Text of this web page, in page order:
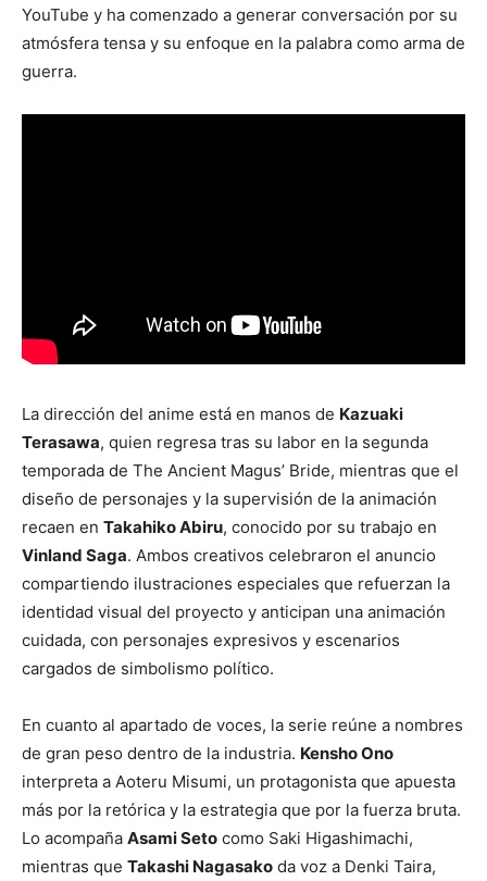
YouTube y ha comenzado a generar conversación por su
atmósfera tensa y su enfoque en la palabra como arma de
guerra.
La dirección del anime está en manos de Kazuaki
Terasawa, quien regresa tras su labor en la segunda
temporada de The Ancient Magus’ Bride, mientras que el
diseño de personajes y la supervisión de la animación
recaen en Takahiko Abiru, conocido por su trabajo en
Vinland Saga. Ambos creativos celebraron el anuncio
compartiendo ilustraciones especiales que refuerzan la
identidad visual del proyecto y anticipan una animación
cuidada, con personajes expresivos y escenarios
cargados de simbolismo político.
En cuanto al apartado de voces, la serie reúne a nombres
de gran peso dentro de la industria. Kensho Ono
interpreta a Aoteru Misumi, un protagonista que apuesta
más por la retórica y la estrategia que por la fuerza bruta.
Lo acompaña Asami Seto como Saki Higashimachi,
mientras que Takashi Nagasako da voz a Denki Taira,